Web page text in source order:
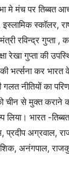
मे मंच पर तिब्बत
इस्लामिक स्कॉलर,
रविन्द्र गुप्ता ,
रेखा गुप्ता की
भर्त्सना कर भारत
नीतियों का
चीन से मुक्त
भारत -
प्रदीप अग्रवाल,
अनंगपाल,